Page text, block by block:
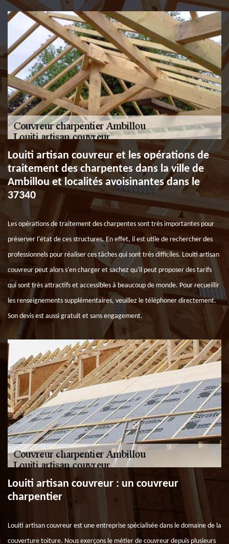
Louiti artisan couvreur et les opérations de
traitement des charpentes dans la ville de
Ambillou et localités avoisinantes dans le
37340
Les opérations de traitement des charpentes sont très importantes pour
préserver l'état de ces structures. En effet, il est utile de rechercher des
professionnels pour réaliser ces tâches qui sont très difficiles. Louiti artisan
couvreur peut alors s'en charger et sachez qu'il peut proposer des tarifs
qui sont très attractifs et accessibles à beaucoup de monde. Pour recueillir
les renseignements supplémentaires, veuillez le téléphoner directement.
Son devis est aussi gratuit et sans engagement.
Louiti artisan couvreur : un couvreur
charpentier
Louiti artisan couvreur est une entreprise spécialisée dans le domaine de la
couverture toiture. Nous exerçons le métier de couvreur depuis plusieurs